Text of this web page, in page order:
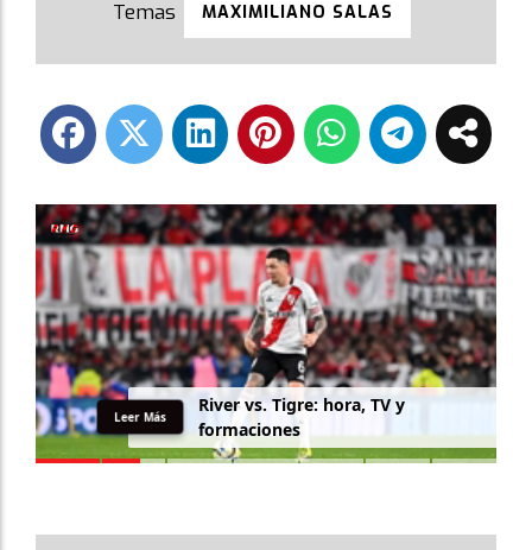
MAXIMILIANO SALAS
River vs. Tigre: hora, TV y
formaciones
Leer Más